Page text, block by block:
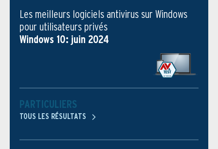
Les meilleurs logiciels antivirus sur Windows
pour utilisateurs privés
Windows 10: juin 2024
PARTICULIERS
TOUS LES RÉSULTATS